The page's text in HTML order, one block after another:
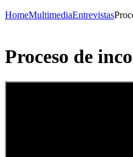
HomeMultimediaEntrevistas
Proceso de